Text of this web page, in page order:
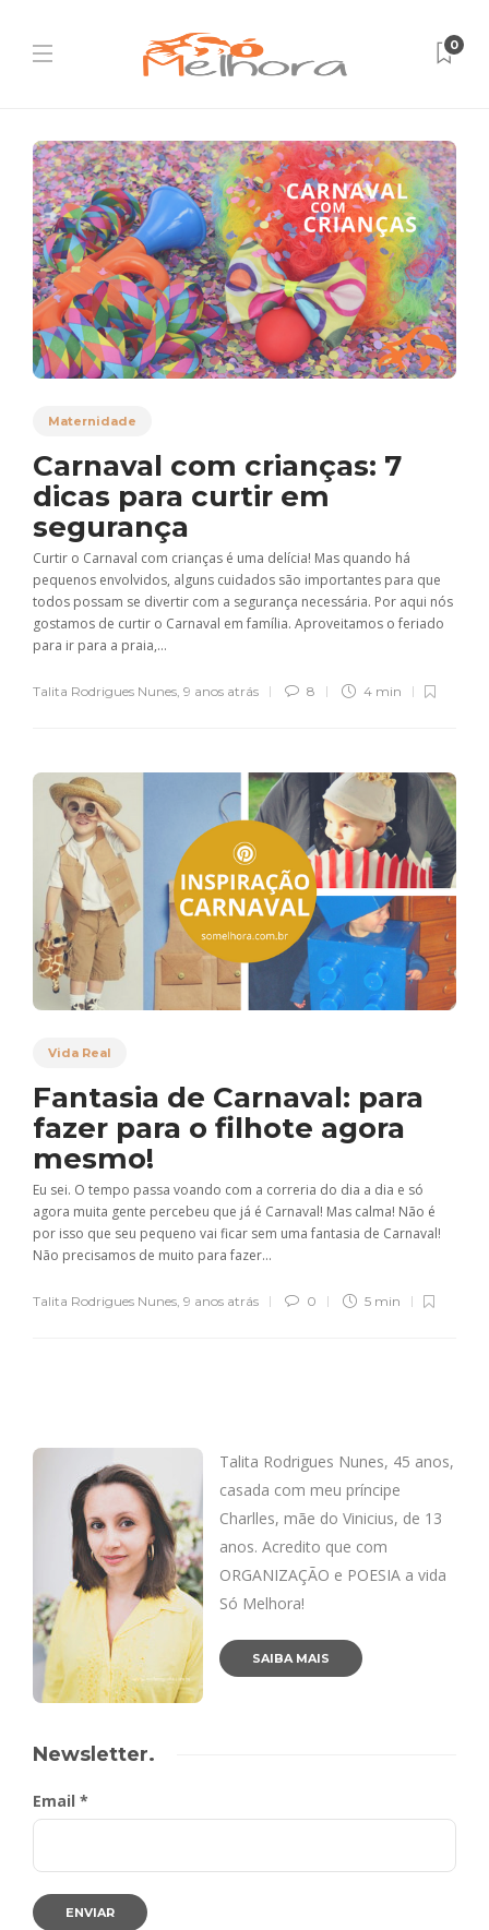
0
Maternidade
Carnaval com crianças: 7
dicas para curtir em
segurança
Curtir o Carnaval com crianças é uma delícia! Mas quando há
pequenos envolvidos, alguns cuidados são importantes para que
todos possam se divertir com a segurança necessária. Por aqui nós
gostamos de curtir o Carnaval em família. Aproveitamos o feriado
para ir para a praia,...
Talita Rodrigues Nunes, 9 anos atrás 8 4 min
Vida Real
Fantasia de Carnaval: para
fazer para o filhote agora
mesmo!
Eu sei. O tempo passa voando com a correria do dia a dia e só
agora muita gente percebeu que já é Carnaval! Mas calma! Não é
por isso que seu pequeno vai ficar sem uma fantasia de Carnaval!
Não precisamos de muito para fazer...
Talita Rodrigues Nunes, 9 anos atrás 0 5 min
Talita Rodrigues Nunes, 45 anos,
casada com meu príncipe
Charlles, mãe do Vinicius, de 13
anos. Acredito que com
ORGANIZAÇÃO e POESIA a vida
Só Melhora!
SAIBA MAIS
Newsletter.
Email *